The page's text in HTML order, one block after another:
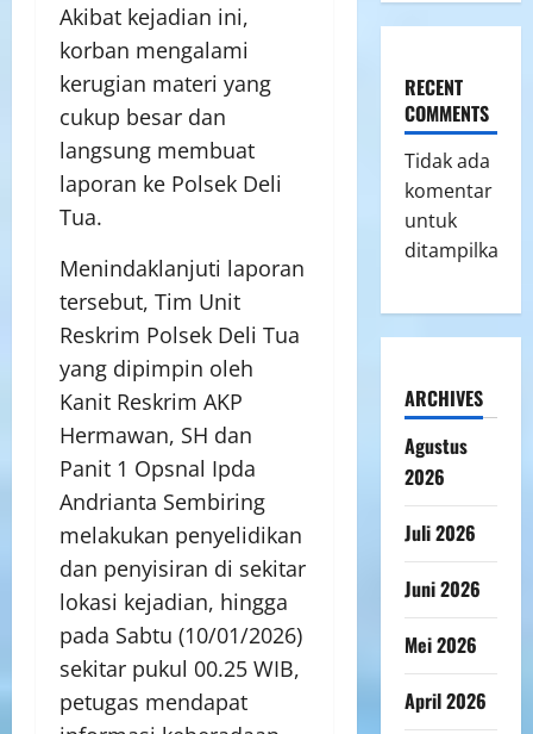
Akibat kejadian ini,
korban mengalami
kerugian materi yang
cukup besar dan
langsung membuat
laporan ke Polsek Deli
Tua.
Menindaklanjuti laporan
tersebut, Tim Unit
Reskrim Polsek Deli Tua
yang dipimpin oleh
Kanit Reskrim AKP
Hermawan, SH dan
Panit 1 Opsnal Ipda
Andrianta Sembiring
melakukan penyelidikan
dan penyisiran di sekitar
lokasi kejadian, hingga
pada Sabtu (10/01/2026)
sekitar pukul 00.25 WIB,
petugas mendapat
RECENT
COMMENTS
Tidak ada
komentar
untuk
ditampilkan.
ARCHIVES
Agustus
2026
Juli 2026
Juni 2026
Mei 2026
April 2026